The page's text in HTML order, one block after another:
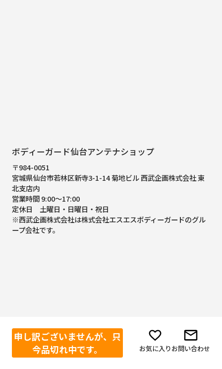
申し訳ございませんが、只
今品切れ中です。
お気に入りお問い合わせ
ボディーガード仙台アンテナショップ
〒984-0051
宮城県仙台市若林区新寺3-1-14 菊地ビル 西武企画株式会社 東
北支店内
営業時間 9:00～17:00
定休日 土曜日・日曜日・祝日
※西武企画株式会社は株式会社エスエスボディーガードのグル
ープ会社です。